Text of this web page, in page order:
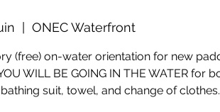
ONEC Waterfront
(free) on-water orientation for new
WILL BE GOING IN THE WATER for
suit, towel, and change of clothes.